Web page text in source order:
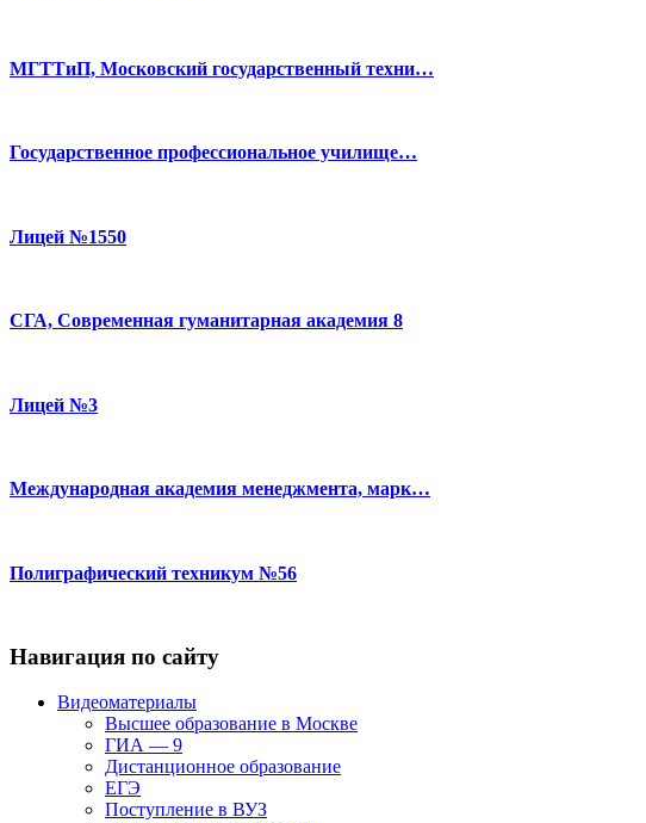
МГТТиП, Московский государственный техни…
Государственное профессиональное училище…
Лицей №1550
СГА, Современная гуманитарная академия 8
Лицей №3
Международная академия менеджмента, марк…
Полиграфический техникум №56
Навигация по сайту
Видеоматериалы
Высшее образование в Москве
ГИА — 9
Дистанционное образование
ЕГЭ
Поступление в ВУЗ